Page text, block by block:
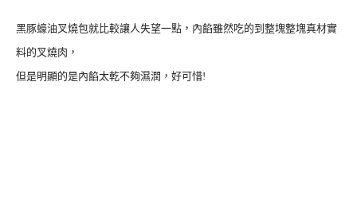
黑豚蠔油叉燒包就比較讓人失望一點，內餡雖然吃的到整塊整塊真材實
料的叉燒肉，
但是明顯的是內餡太乾不夠濕潤，好可惜!